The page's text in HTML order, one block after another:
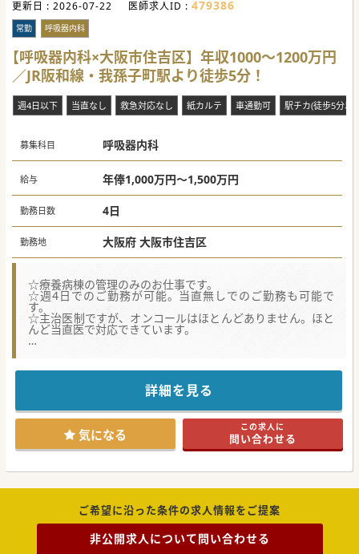
更新日 : 2026-07-22 医師求人ID : 479386
常勤 呼吸器内科
【呼吸器内科×大阪市住吉区】年収1000～1200万円
／JR阪和線・我孫子町駅より徒歩5分！
週4日以下 当直なし 救急対応なし 紙カルテ 車通勤可 駅チカ(徒歩5分以
募集科目 呼吸器内科
給与 年俸1,000万円～1,500万円
勤務日数 4日
勤務地 大阪府 大阪市住吉区
☆療養病棟の管理のみのお仕事です。
☆週4日でのご勤務が可能。当直無しでのご勤務も可能で
す。
☆主治医制ですが、オンコールはほとんどありません。ほと
んど当直医で対応できています。
福利厚生が充実しており、借り上げ社宅、赴任手当も相談可
通常の有給とは別に、特別有給の取得も可能で、年間14日間
付与されます。
当直、オンコール無しの勤務も可能なので、家庭と仕事の両
立が可能です。
是非ともご応募ください。
詳細を見る
気になる この求人に
問い合わせる
ご希望に沿った条件の求人情報をご提案
非公開求人について問い合わせる